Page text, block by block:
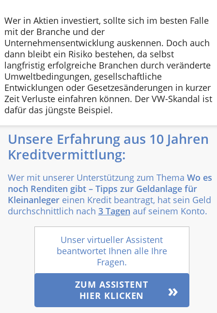
Wer in Aktien investiert, sollte sich im besten Falle
mit der Branche und der
Unternehmensentwicklung auskennen. Doch auch
dann bleibt ein Risiko bestehen, da selbst
langfristig erfolgreiche Branchen durch veränderte
Umweltbedingungen, gesellschaftliche
Entwicklungen oder Gesetzesänderungen in kurzer
Zeit Verluste einfahren können. Der VW-Skandal ist
dafür das jüngste Beispiel.
Unsere Erfahrung aus 10 Jahren
Kreditvermittlung:
Wer mit unserer Unterstützung zum Thema Wo es
noch Renditen gibt – Tipps zur Geldanlage für
Kleinanlegereinen Kredit beantragt, hat sein Geld
durchschnittlich nach 3 Tagen auf seinem Konto.
Unser virtueller Assistent
beantwortet Ihnen alle Ihre
Fragen.
ZUM ASSISTENT
HIER KLICKEN